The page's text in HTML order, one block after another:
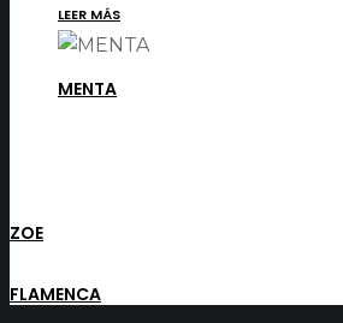
LEER MÁS
MENTA
ZOE
FLAMENCA